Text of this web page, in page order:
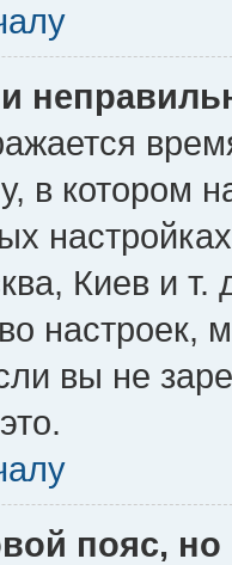
в котором
Киев и т.
настроек,
вы не
пояс,